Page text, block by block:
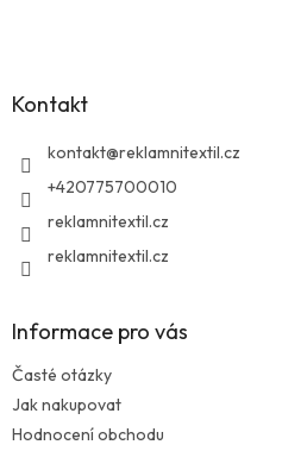
Kontakt
kontakt@reklamnitextil.cz
+420775700010
reklamnitextil.cz
reklamnitextil.cz
Informace pro vás
Časté otázky
Jak nakupovat
Hodnocení obchodu